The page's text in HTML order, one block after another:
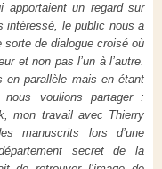
apportaient un regard sur
intéressé, le public nous a
de dialogue croisé où
et non pas l’un à l’autre.
en parallèle mais en étant
voulions partager :
mon travail avec Thierry
manuscrits lors d’une
secret de la